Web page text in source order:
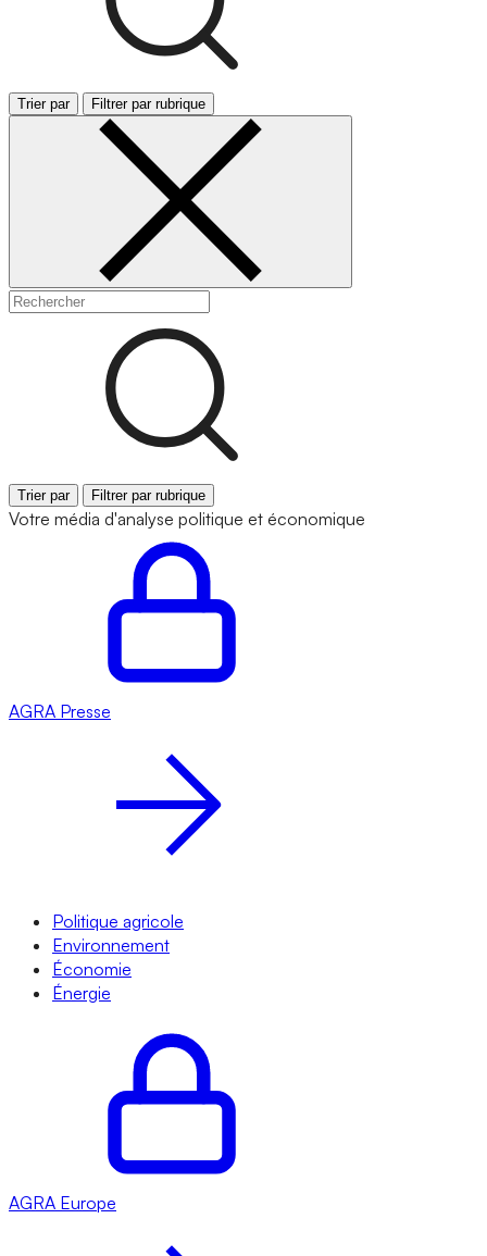
Trier par Filtrer par rubrique
Trier par Filtrer par rubrique
Votre média d'analyse politique et économique
AGRA Presse
Politique agricole
Environnement
Économie
Énergie
AGRA Europe